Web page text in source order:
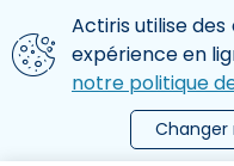
Aller au contenu principal
Nous utilisons des
Actiris utilise
expérience en
notre politique
Changer
le menu